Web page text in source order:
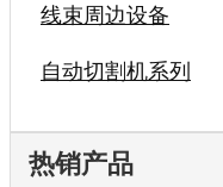
线束周边设备
自动切割机系列
热销产品